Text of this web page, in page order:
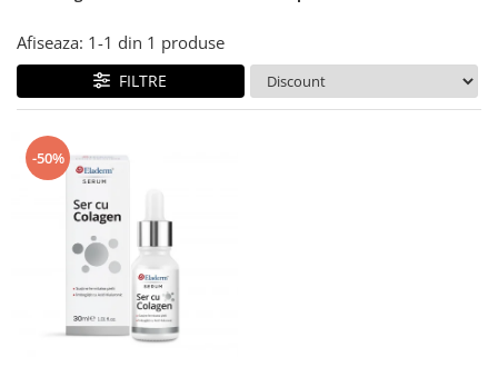
Afiseaza: 1-1 din 1 produse
FILTRE
-50%